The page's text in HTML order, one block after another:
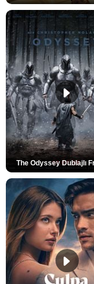
The Odyssey Dublajlı